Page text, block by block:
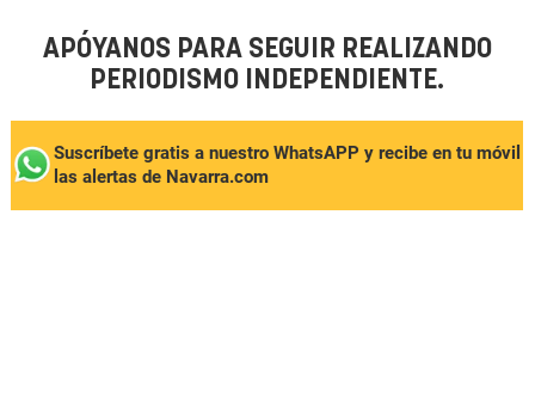
APÓYANOS PARA SEGUIR REALIZANDO
PERIODISMO INDEPENDIENTE.
Suscríbete gratis a nuestro WhatsAPP y recibe en tu móvil
las alertas de Navarra.com